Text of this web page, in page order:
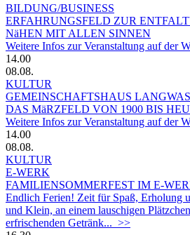
BILDUNG/BUSINESS
ERFAHRUNGSFELD ZUR
NäHEN MIT ALLEN SINNEN
Weitere Infos zur Veranstaltung auf der
14.00
08.08.
KULTUR
GEMEINSCHAFTSHAUS
DAS MäRZFELD VON 1900 BIS
Weitere Infos zur Veranstaltung auf der
14.00
08.08.
KULTUR
E-WERK
FAMILIENSOMMERFEST IM E-
Endlich Ferien! Zeit für Spaß, Erholung
und Klein, an einem lauschigen
erfrischenden Getränk... >>